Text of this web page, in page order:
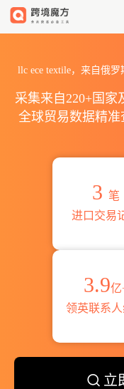
llc ece textile，来自俄
采集来自220+国家
全球贸易数据精
3 笔
进口交易
3.9亿
领英联系
立